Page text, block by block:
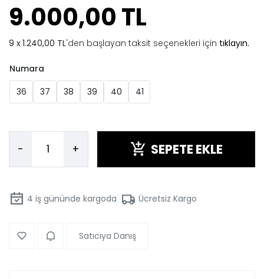
9.000,00 TL
1.240,00 TL'den başlayan taksit seçenekleri için tıklayın.
Numara
36
37 38 39 40 41
- + SEPETE EKLE
4 iş gününde kargoda Ücretsiz Kargo
Satıcıya Danış